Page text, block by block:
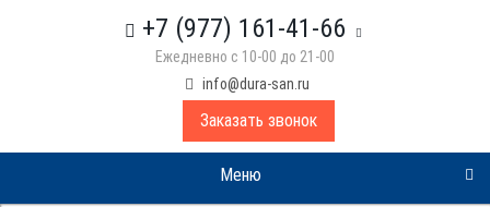
+7 (977) 161-41-66
Ежедневно с 10-00 до 21-00
info@dura-san.ru
Заказать звонок
Меню